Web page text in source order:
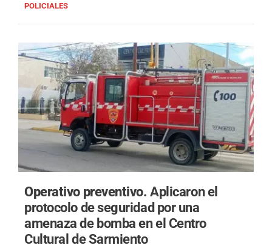
POLICIALES
Operativo preventivo.Aplicaron el
protocolo de seguridad por una
amenaza de bomba en el Centro
Cultural de Sarmiento